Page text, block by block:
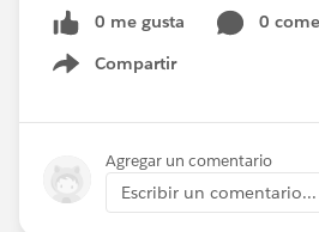
0 me gusta
0
Compartir
Show menu
Agregar un comentario
Escribir un comentario...